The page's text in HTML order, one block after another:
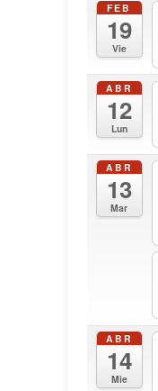
FEB
19
Vie
ABR
12
Lun
ABR
13
Mar
ABR
14
Mie